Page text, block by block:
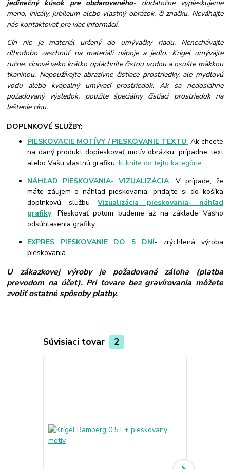
jedinečný kúsok pre obdarovaného- dodatočne vypieskujeme
meno, inicály, jubileum alebo vlastný obrázok, či značku. Neváhajte
nás kontaktovať pre viac informácií.
Cín nie je materiál určený do umývačky riadu. Nenechávajte
dlhodobo zaschnúť na materiáli nápoje a jedlo. Krígel umývajte
ručne, cínové veko krátko opláchnite čistou vodou a osušte mäkkou
tkaninou. Nepoužívajte abrazívne čistiace prostriedky, ale mydlovú
vodu alebo kvapalný umývací prostriedok. Ak sa nedosiahne
požadovaný výsledok, použite špeciálny čistiaci prostriedok na
leštenie cínu.
DOPLNKOVÉ SLUŽBY:
PIESKOVACIE MOTÍVY / PIESKOVANIE TEXTU: Ak chcete
na daný produkt dopieskovať motív obrázku, prípadne text
alebo Vašu vlastnú grafiku,kliknite do tejto kategórie.
NÁHĽAD PIESKOVANIA- VIZUALIZÁCIA: V prípade, že
máte záujem o náhľad pieskovania, pridajte si do košíka
doplnkovú službuVizualizácia pieskovania- náhľad
grafiky. Pieskovať potom budeme až na základe Vášho
odsúhlasenia grafiky.
EXPRES PIESKOVANIE DO 5 DNÍ- zrýchlená výroba
pieskovania
U zákazkovej výroby je požadovaná záloha (platba
prevodom na účet). Pri tovare bez gravírovania môžete
zvoliť ostatné spôsoby platby.
Súvisiaci tovar 2